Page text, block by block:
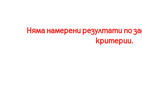
Няма намерени резултати по
критерии.